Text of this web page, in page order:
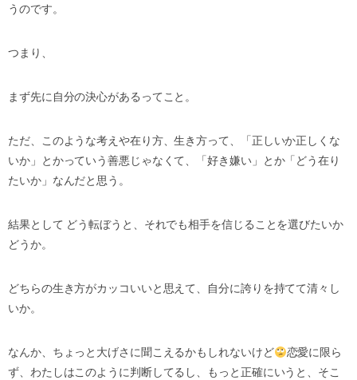
うのです。
つまり、
まず先に自分の決心があるってこと。
ただ、このような考えや在り方、生き方って、「正しいか正しくな
いか」とかっていう善悪じゃなくて、「好き嫌い」とか「どう在り
たいか」なんだと思う。
結果として どう転ぼうと、それでも相手を信じることを選びたいか
どうか。
どちらの生き方がカッコいいと思えて、自分に誇りを持てて清々し
いか。
なんか、ちょっと大げさに聞こえるかもしれないけど
恋愛に限ら
ず、わたしはこのように判断してるし、もっと正確にいうと、そこ